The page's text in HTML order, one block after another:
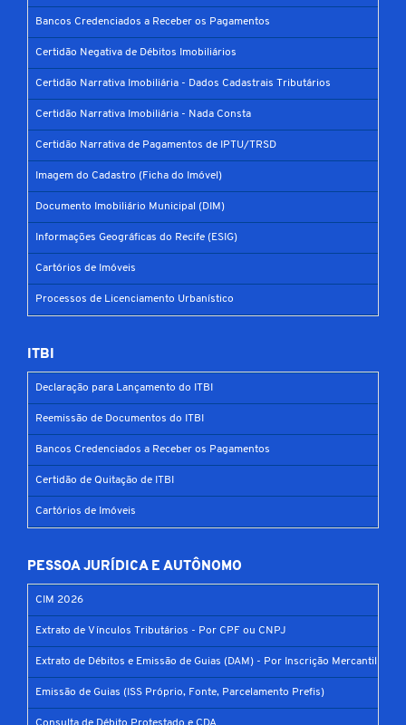
Bancos Credenciados a Receber os Pagamentos
Certidão Negativa de Débitos Imobiliários
Certidão Narrativa Imobiliária - Dados Cadastrais Tributários
Certidão Narrativa Imobiliária - Nada Consta
Certidão Narrativa de Pagamentos de IPTU/TRSD
Imagem do Cadastro (Ficha do Imóvel)
Documento Imobiliário Municipal (DIM)
Informações Geográficas do Recife (ESIG)
Cartórios de Imóveis
Processos de Licenciamento Urbanístico
ITBI
Declaração para Lançamento do ITBI
Reemissão de Documentos do ITBI
Bancos Credenciados a Receber os Pagamentos
Certidão de Quitação de ITBI
Cartórios de Imóveis
PESSOA JURÍDICA E AUTÔNOMO
CIM 2026
Extrato de Vínculos Tributários - Por CPF ou CNPJ
Extrato de Débitos e Emissão de Guias (DAM) - Por Inscrição Mercantil
Emissão de Guias (ISS Próprio, Fonte, Parcelamento Prefis)